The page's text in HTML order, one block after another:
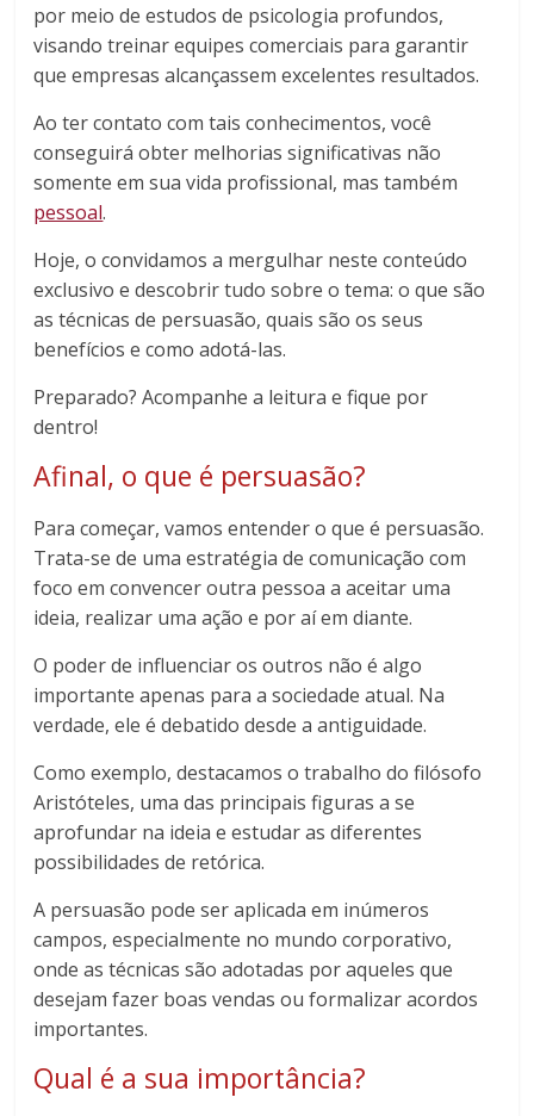
por meio de estudos de psicologia profundos,
visando treinar equipes comerciais para garantir
que empresas alcançassem excelentes resultados.
Ao ter contato com tais conhecimentos, você
conseguirá obter melhorias significativas não
somente em sua vida profissional, mas também
pessoal.
Hoje, o convidamos a mergulhar neste conteúdo
exclusivo e descobrir tudo sobre o tema: o que são
as técnicas de persuasão, quais são os seus
benefícios e como adotá-las.
Preparado? Acompanhe a leitura e fique por
dentro!
Afinal, o que é persuasão?
Para começar, vamos entender o que é persuasão.
Trata-se de uma estratégia de comunicação com
foco em convencer outra pessoa a aceitar uma
ideia, realizar uma ação e por aí em diante.
O poder de influenciar os outros não é algo
importante apenas para a sociedade atual. Na
verdade, ele é debatido desde a antiguidade.
Como exemplo, destacamos o trabalho do filósofo
Aristóteles, uma das principais figuras a se
aprofundar na ideia e estudar as diferentes
possibilidades de retórica.
A persuasão pode ser aplicada em inúmeros
campos, especialmente no mundo corporativo,
onde as técnicas são adotadas por aqueles que
desejam fazer boas vendas ou formalizar acordos
importantes.
Qual é a sua importância?